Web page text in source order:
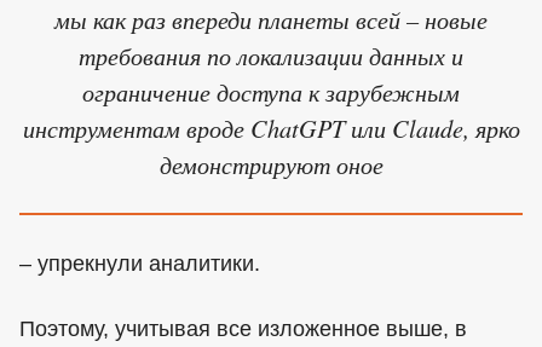
мы как раз впереди планеты всей – новые
требования по локализации данных и
ограничение доступа к зарубежным
инструментам вроде ChatGPT или Claude, ярко
демонстрируют оное
– упрекнули аналитики.
Поэтому, учитывая все изложенное выше, в